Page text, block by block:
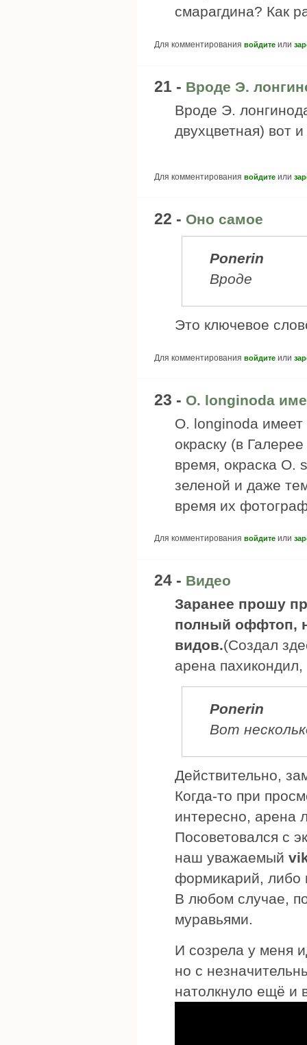
смарагдина? Как
Для комментирования войдите или
21 - Вроде Э.
Вроде Э.
двухцветная) вот
Для комментирования войдите или
22 - Оно самое
Ponerin
Вроде
Это ключевое
Для комментирования войдите или
23 - O. longinoda
O. longinoda
окраску (в
время, окраска O.
зеленой и даже
время их
Для комментирования войдите или
24 - Видео
Заранее прошу
полный оффтоп,
видов.(Создал
арена
Ponerin
Вот
Действительно,
Когда-то при
интересно, арена
Посоветовался с
наш уважаемый
формикарий, либо
В любом случае,
муравьями.
И созрела у меня
но с
натолкнуло ещё и